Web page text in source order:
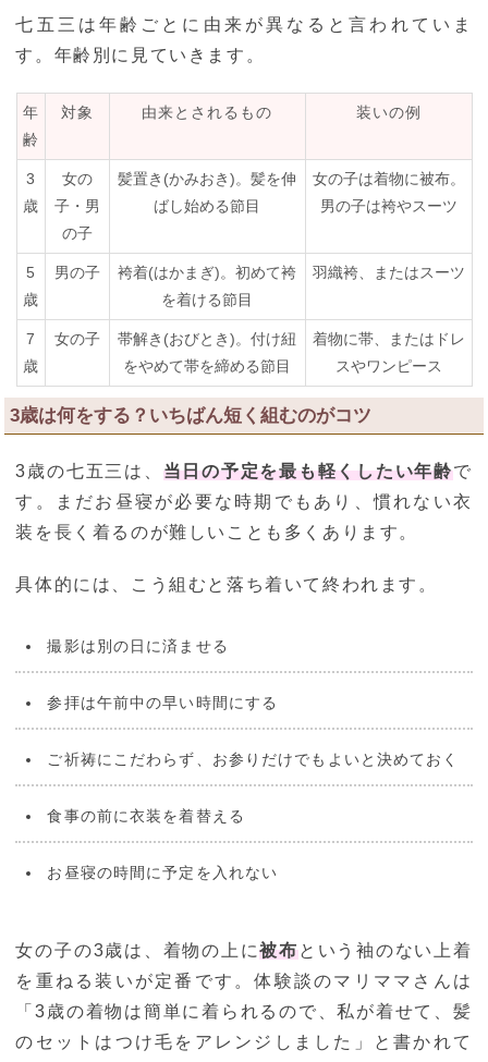
七五三は年齢ごとに由来が異なると言われていま
す。年齢別に見ていきます。
年
齢
対象 由来とされるもの 装いの例
3
歳
女の
子・男
の子
髪置き(かみおき)。髪を伸
ばし始める節目
女の子は着物に被布。
男の子は袴やスーツ
5
歳
男の子
袴着(はかまぎ)。初めて袴
を着ける節目
羽織袴、またはスーツ
7
歳
女の子
帯解き(おびとき)。付け紐
をやめて帯を締める節目
着物に帯、またはドレ
スやワンピース
3歳は何をする？いちばん短く組むのがコツ
3歳の七五三は、 当日の予定を最も軽くしたい年齢で
す。まだお昼寝が必要な時期でもあり、慣れない衣
装を長く着るのが難しいことも多くあります。
具体的には、こう組むと落ち着いて終われます。
撮影は別の日に済ませる
参拝は午前中の早い時間にする
ご祈祷にこだわらず、お参りだけでもよいと決めておく
食事の前に衣装を着替える
お昼寝の時間に予定を入れない
女の子の3歳は、着物の上に被布という袖のない上着
を重ねる装いが定番です。体験談のマリママさんは
「3歳の着物は簡単に着られるので、私が着せて、髪
のセットはつけ毛をアレンジしました」と書かれて